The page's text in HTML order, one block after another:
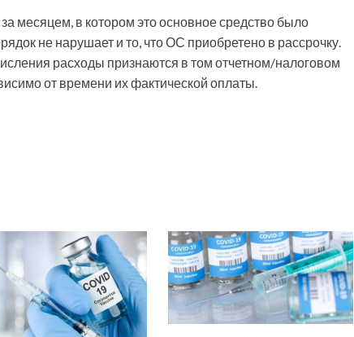
месяцем, в котором это основное средство было
не нарушает и то, что ОС приобретено в рассрочку.
расходы признаются в том отчетном/налоговом
от времени их фактической оплаты.